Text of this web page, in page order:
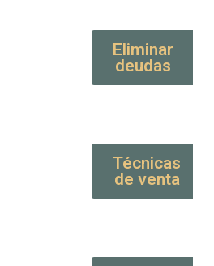
Eliminar
deudas
Técnicas
de venta